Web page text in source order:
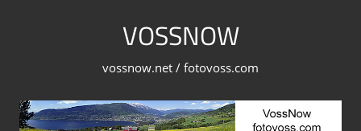
VOSSNOW
vossnow.net / fotovoss.com